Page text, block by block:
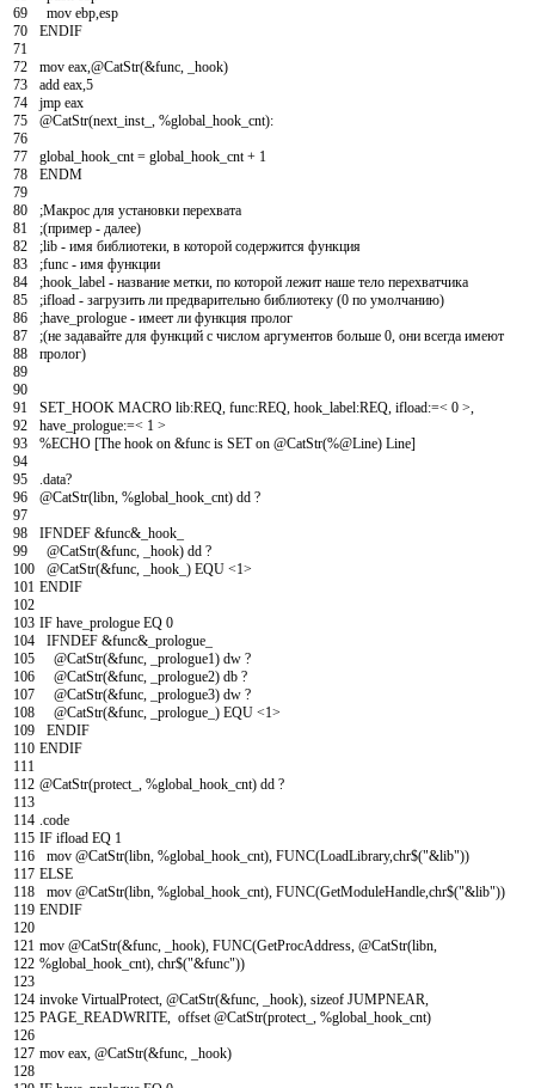
69
70
71
72
73
74
75
76
77
78
79
80
81
82
83
84
85
86
87
88
89
90
91
92
93
94
95
96
97
98
99
100
101
102
103
104
105
106
107
108
109
110
111
112
113
114
115
116
117
118
119
120
121
122
123
124
125
126
127
128
mov ebp,esp
ENDIF
mov eax,@CatStr(&func, hook)
add eax,5
jmp eax
@CatStr(next_ inst_ , %global hook cnt):
global_hook_cnt = global hook cnt + 1
ENDM
;Макрос для установки перехвата
;(пример - далее)
;lib - имя библиотеки, в которой содержится функция
;func - имя функции
;hook_label - название метки, по которой лежит наше тело перехватчика
;ifload - загрузить ли предварительно библиотеку (0 по умолчанию)
;have_prologue - имеет ли функция пролог
;(не задавайте для функций с числом аргументов больше 0, они всегда имеют
пролог)
SET_HOOK MACRO lib:REQ, func:REQ, hook label:REQ, ifload:=< 0 >,
have prologue:=< 1 >
%ECHO [The hook on &func is SET on @CatStr(%@Line) Line]
.data?
@CatStr(libn, %global hook cnt) dd ?
IFNDEF &func& hook
@CatStr(&func, hook) dd ?
@CatStr(&func, hook ) EQU <1>
ENDIF
IF have prologue EQ 0
IFNDEF &func& prologue
@CatStr(&func, prologue1) dw ?
@CatStr(&func, prologue2) db ?
@CatStr(&func, prologue3) dw ?
@CatStr(&func, prologue ) EQU <1>
ENDIF
ENDIF
@CatStr(protect_ , %global hook cnt) dd ?
.code
IF ifload EQ 1
mov @CatStr(libn, %global hook cnt), FUNC(LoadLibrary,chr$("&lib"))
ELSE
mov @CatStr(libn, %global hook cnt), FUNC(GetModuleHandle,chr$("&lib"))
ENDIF
mov @CatStr(&func, hook), FUNC(GetProcAddress, @CatStr(libn,
%global hook cnt), chr$("&func"))
invoke VirtualProtect, @CatStr(&func, hook), sizeof JUMPNEAR,
PAGE READWRITE, offset @CatStr(protect_ , %global hook cnt)
mov eax, @CatStr(&func, hook)